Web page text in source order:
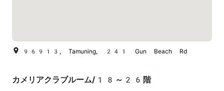
96913, Tamuning, 241 Gun Beach Rd
カメリアクラブルーム/18～26階